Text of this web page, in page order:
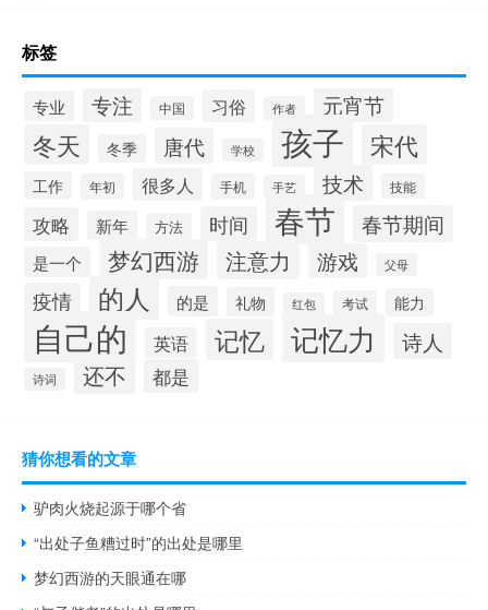
标签
专业 专注 中国 习俗 作者 元宵节
冬天 冬季 唐代 学校 孩子 宋代
工作 年初 很多人 手机 手艺 技术 技能
攻略 新年 方法 时间 春节 春节期间
是一个 梦幻西游 注意力 游戏 父母
疫情 的人 的是 礼物 红包 考试 能力
自己的 英语 记忆 记忆力 诗人
诗词 还不 都是
猜你想看的文章
驴肉火烧起源于哪个省
“出处子鱼糟过时”的出处是哪里
梦幻西游的天眼通在哪